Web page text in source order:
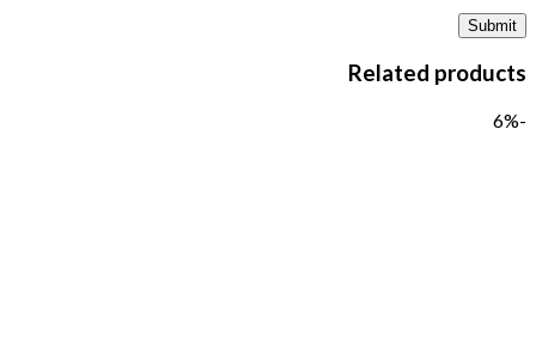
Related products
-6%